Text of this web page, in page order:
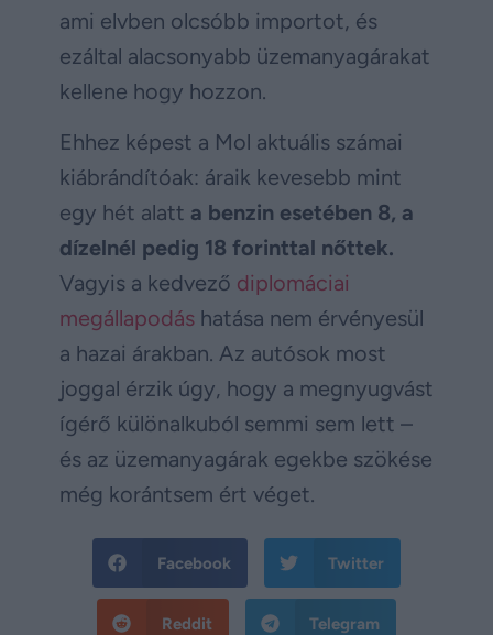
ami elvben olcsóbb importot, és
ezáltal alacsonyabb üzemanyagárakat
kellene hogy hozzon.
Ehhez képest a Mol aktuális számai
kiábrándítóak: áraik kevesebb mint
egy hét alatt a benzin esetében 8, a
dízelnél pedig 18 forinttal nőttek.
Vagyis a kedvező diplomáciai
megállapodás hatása nem érvényesül
a hazai árakban. Az autósok most
joggal érzik úgy, hogy a megnyugvást
ígérő különalkuból semmi sem lett –
és az üzemanyagárak egekbe szökése
még korántsem ért véget.
Facebook Twitter
Reddit Telegram